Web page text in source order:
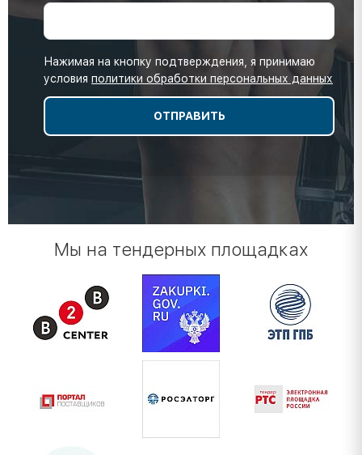
Нажимая на кнопку подтверждения, я принимаю
условия политики обработки персональных данных
Мы на тендерных площадках